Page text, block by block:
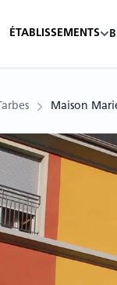
ÉTABLISSEMENTS
Maison